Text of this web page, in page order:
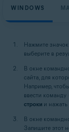
WINDOWS
Нажмите значок
выберите в
В окне
сайта, для
Например,
ввести команду
строки и нажать
В окне
Запишите этот